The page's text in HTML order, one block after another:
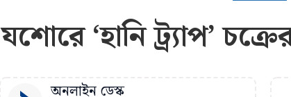
যশোরে ‘হানি ট্র্যাপ’
অনলাইন ডেস্ক